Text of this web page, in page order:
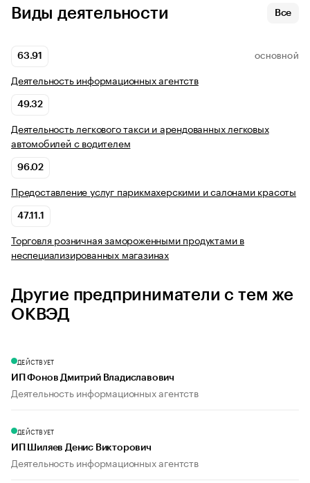
Виды деятельности Все
63.91 ОСНОВНОЙ
Деятельность информационных агентств
49.32
Деятельность легкового такси и арендованных легковых
автомобилей с водителем
96.02
Предоставление услуг парикмахерскими и салонами красоты
47.11.1
Торговля розничная замороженными продуктами в
неспециализированных магазинах
Другие предприниматели с тем же
ОКВЭД
ДЕЙСТВУЕТ
ИП Фонов Дмитрий Владиславович
Деятельность информационных агентств
ДЕЙСТВУЕТ
ИП Шиляев Денис Викторович
Деятельность информационных агентств